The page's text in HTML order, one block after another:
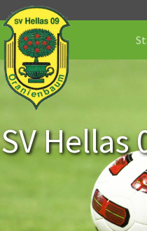
SV Hellas